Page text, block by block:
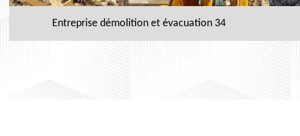
Entreprise démolition et évacuation 34